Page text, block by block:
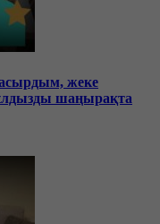
жеке
шаңырақта